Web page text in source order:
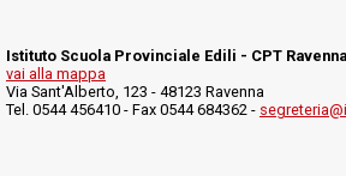
Istituto Scuola Provinciale Edili - CPT Ravenna
vai alla mappa
Via Sant'Alberto, 123 - 48123 Ravenna
Tel. 0544 456410 - Fax 0544 684362 -